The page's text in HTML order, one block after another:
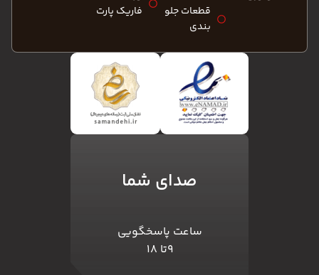
قطعات جلو
بندی
فاریک پارت
صدای شما
ساعت پاسخگویی
۹تا ۱۸